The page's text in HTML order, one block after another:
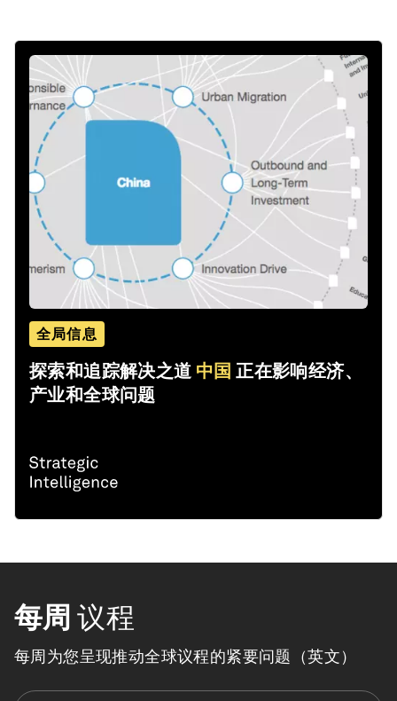
全局信息
探索和追踪解决之道 中国 正在影响经济、
产业和全球问题
每周 议程
每周为您呈现推动全球议程的紧要问题（英文）